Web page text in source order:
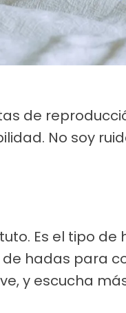
de
No soy
Es el tipo
hadas para
y escucha